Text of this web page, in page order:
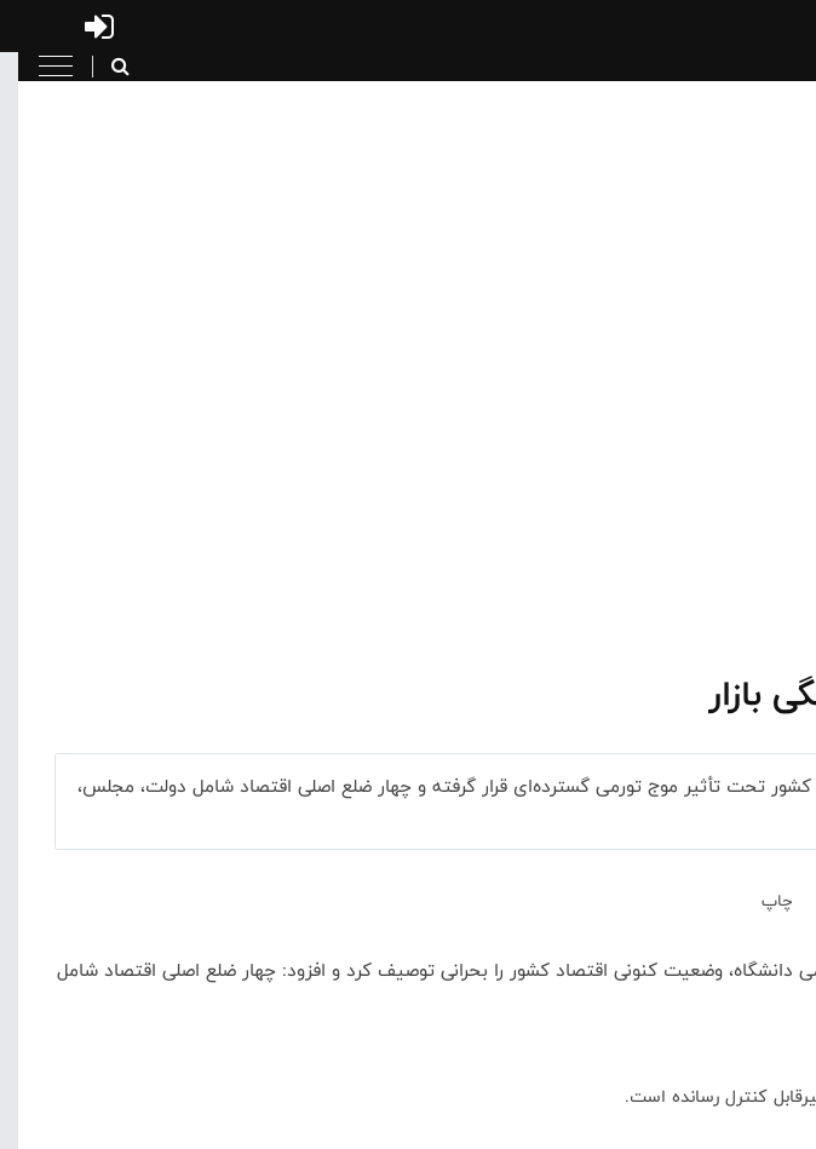
بازار
تحت تأثیر موج تورمی گسترده‌ای قرار گرفته و چهار ضلع اصلی اقتصاد شامل دولت، مجلس،
چاپ
وضعیت کنونی اقتصاد کشور را بحرانی توصیف کرد و افزود: چهار ضلع اصلی اقتصاد شامل
کنترل رسانده است.